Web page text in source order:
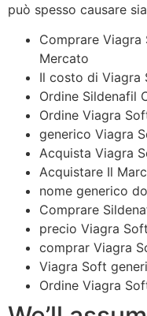
può spesso causare
Comprare Viagra
Mercato
Il costo di Viagra
Ordine Sildenafil
Ordine Viagra
generico Viagra
Acquista Viagra
Acquistare Il
nome generico
Comprare
precio Viagra
comprar Viagra
Viagra Soft
Ordine Viagra